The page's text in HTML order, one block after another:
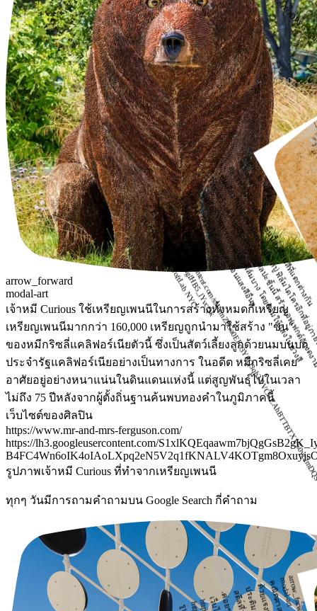
arrow_forward
modal-art
อะไรทำให้งานศิลปะชิ้นนี้สะท้อนสีที่แตกต่างกัน
เ
ดี
ย
น้
ง
ผ่
แ
ๆ
เว็บไซต์ของศิลปิน
https://softlabnyc.com/
t
t
L
k
รูปภาพ Halo โดย SoftLab NYC
arrow_forward
modal-art
arrow_forward
modal-art
เจ้าหมี Curious ใช้เหรียญเพนนีในการสร้างทั้งหมดกี่เหรียญ
เหรียญเพนนีมากกว่า 160,000 เหรียญถูกนำมาใช้สร้าง "ขน"
ของหมีกริซลี่แคลิฟอร์เนียตัวนี้ ซึ่งเป็นสัตว์เลี้ยงลูกด้วยนมบนบก
ประจำรัฐแคลิฟอร์เนียอย่างเป็นทางการ ในอดีต หมีกริซลี่เคย
อาศัยอยู่อย่างหนาแน่นในดินแดนแห่งนี้ แต่สูญพันธุ์ไปในเวลา
ไม่ถึง 75 ปีหลังจากผู้ตั้งถิ่นฐานค้นพบทองคำในภูมิภาคนี้
เว็บไซต์ของศิลปิน
https://www.mr-and-mrs-ferguson.com/
https://lh3.googleusercontent.com/
รูปภาพเจ้าหมี Curious ที่ทำจากเหรียญเพนนี
ทุกๆ วันมีการถามคำถามบน Google Search กี่คำถาม